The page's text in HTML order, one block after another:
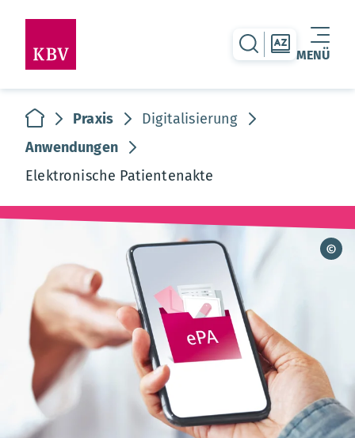
MENÜ
Warenkorb leer
zur Suche-Seite
zur
zur Startseite
Praxis
Digitalisierung
Anwendungen
Elektronische Patientenakte